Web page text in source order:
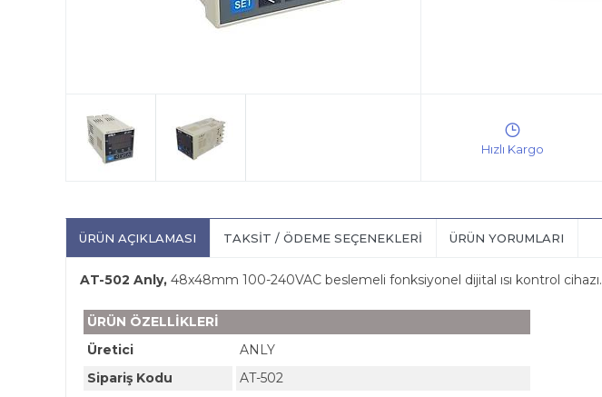
ÜRÜN AÇIKLAMASI TAKSIT / ÖDEME SEÇENEKLERI ÜRÜN YORUMLARI
AT-502 Anly, 48x48mm 100-240VAC beslemeli fonksiyonel dijital ısı kontrol cihazı.
ÜRÜN ÖZELLİKLERİ
Üretici
ANLY
Sipariş Kodu
AT-502